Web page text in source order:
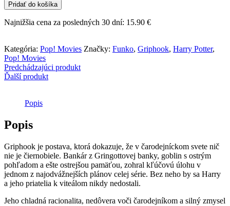
POP!
Movies
Potter
-
Griphook
Pridať do košíka
Najnižšia cena za posledných 30 dní: 15.90 €
Kategória: Pop! Movies Značky: Funko, Griphook, Harry Potter,
Pop! Movies
Predchádzajúci produkt
Ďalší produkt
Popis
Popis
Griphook je postava, ktorá dokazuje, že v čarodejníckom svete nič
nie je čiernobiele. Bankár z Gringottovej banky, goblin s ostrým
pohľadom a ešte ostrejšou pamäťou, zohral kľúčovú úlohu v
jednom z najodvážnejších plánov celej série. Bez neho by sa Harry
a jeho priatelia k viteálom nikdy nedostali.
Jeho chladná racionalita, nedôvera voči čarodejníkom a silný zmysel